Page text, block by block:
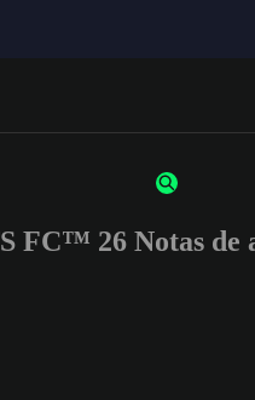
ou números
FC™ 26 Notas de